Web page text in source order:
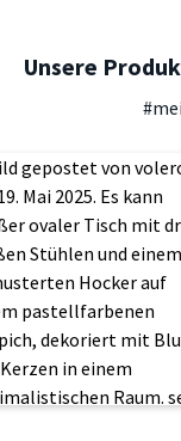
Unsere